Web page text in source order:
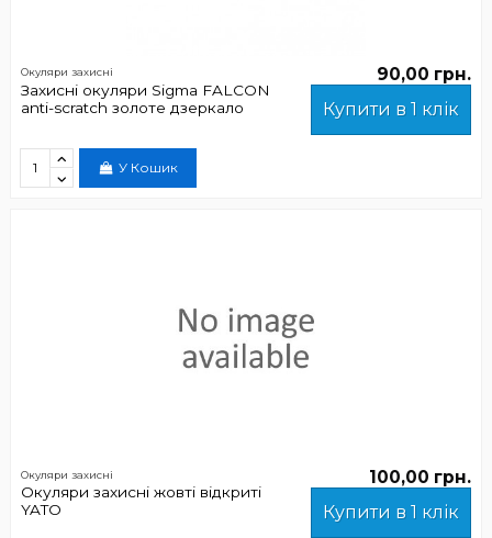
Окуляри захисні
Захисні окуляри Sigma FALCON
anti-scratch золоте дзеркало
90,00 грн.
Купити в 1 клік
У Кошик
Окуляри захисні
Окуляри захисні жовті відкриті
YATO
100,00 грн.
Купити в 1 клік